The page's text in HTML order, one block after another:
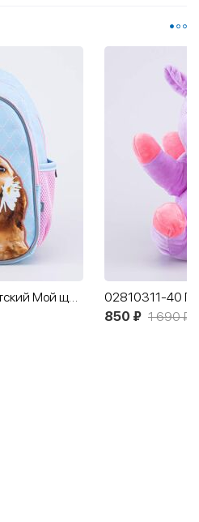
02810323-40 Рюкзак детский Мой щенок голубой-розовый
850 ₽ 1 690 ₽